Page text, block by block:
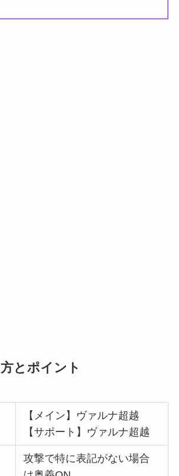
とポイント
【メイン】ヴァルナ超越
【サポート】ヴァルナ超越
攻撃で特に表記がない場合